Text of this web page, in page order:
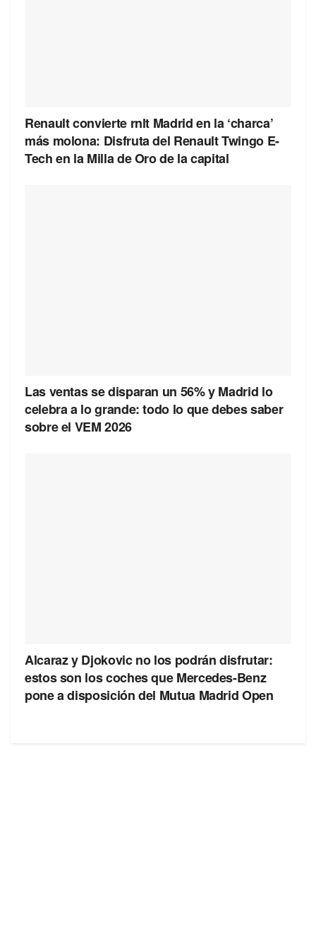
Renault convierte rnlt Madrid en la ‘charca’
más molona: Disfruta del Renault Twingo E-
Tech en la Milla de Oro de la capital
Las ventas se disparan un 56% y Madrid lo
celebra a lo grande: todo lo que debes saber
sobre el VEM 2026
Alcaraz y Djokovic no los podrán disfrutar:
estos son los coches que Mercedes-Benz
pone a disposición del Mutua Madrid Open